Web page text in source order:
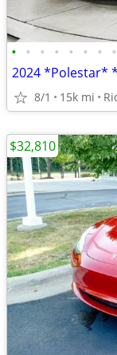
• • • • • • • •
8/1 15k mi
$32,810